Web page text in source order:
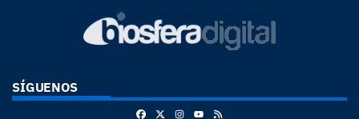
SÍGUENOS
FacebookInstagram